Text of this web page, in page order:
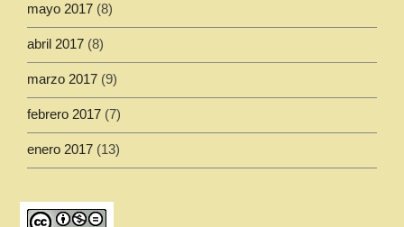
mayo 2017 (8)
abril 2017 (8)
marzo 2017 (9)
febrero 2017 (7)
enero 2017 (13)